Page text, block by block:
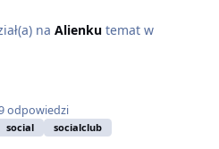
na Alienkutemat w
odpowiedzi
social socialclub